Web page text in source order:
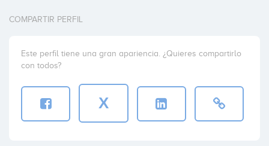
COMPARTIR PERFIL
Este perfil tiene una gran apariencia. ¿Quieres compartirlo
con todos?
X